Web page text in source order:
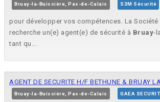
Bruay-la-Buissière, Pas-de-Calais S3M Sécurité
pour développer vos compétences. La Société
recherche un(e) agent(e) de sécurité à Bruay-
tant qu...
AGENT DE SECURITE H/F BETHUNE & BRUAY
Bruay-la-Buissière, Pas-de-Calais GAEA